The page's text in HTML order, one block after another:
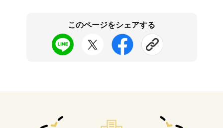
このページをシェアする